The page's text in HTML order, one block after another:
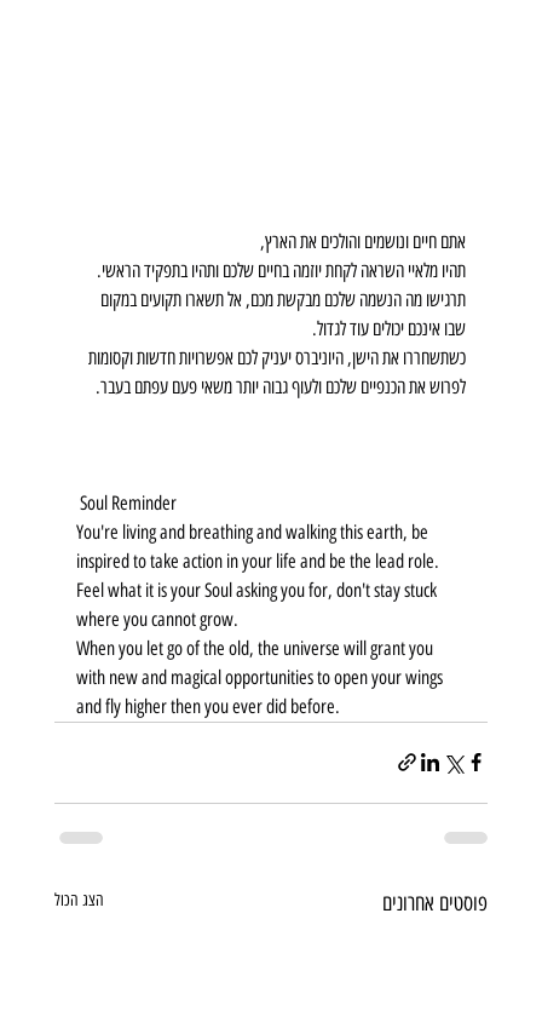
אתם חיים ונושמים והולכים את הארץ,
תהיו מלאיי השראה לקחת יוזמה בחיים שלכם ותהיו בתפקיד הראשי.
תרגישו מה הנשמה שלכם מבקשת מכם, אל תשארו תקועים במקום
שבו אינכם יכולים עוד לגדול.
כשתשחררו את הישן, היוניברס יעניק לכם אפשרויות חדשות וקסומות
לפרוש את הכנפיים שלכם ולעוף גבוה יותר משאי פעם עפתם בעבר.
Soul Reminder
You're living and breathing and walking this earth, be
inspired to take action in your life and be the lead role.
Feel what it is your Soul asking you for, don't stay stuck
where you cannot grow.
When you let go of the old, the universe will grant you
with new and magical opportunities to open your wings
and fly higher then you ever did before.
פוסטים אחרונים הצג הכול